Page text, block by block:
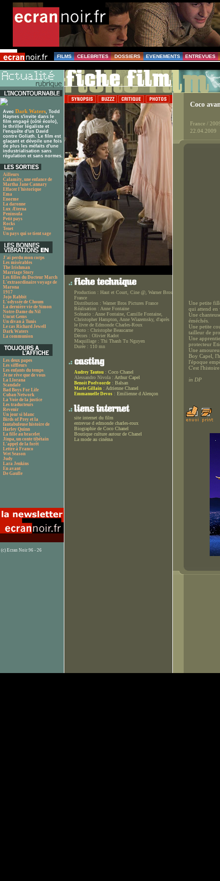
FILMS CELEBRITES DOSSIERS EVENEMENTS ENTREVUES
Avec Dark Waters, Todd
Haynes s'invite dans le
film engagé (côté écolo),
le thriller légaliste et
l'enquête d'un David
contre Goliath. Le film est
glaçant et dévoile une fois
de plus les méfaits d'une
industrialisation sans
régulation et sans normes.
Ailleurs
Calamity, une enfance de
Martha Jane Cannary
Effacer l'historique
Ema
Enorme
La daronne
Lux Æterna
Peninsula
Petit pays
Rocks
Tenet
Un pays qui se tient sage
J'ai perdu mon corps
Les misérables
The Irishman
Marriage Story
Les filles du Docteur March
L'extraordinaire voyage de
Marona
1917
Jojo Rabbit
L'odyssée de Choum
La dernière vie de Simon
Notre-Dame du Nil
Uncut Gems
Un divan à Tunis
Le cas Richard Jewell
Dark Waters
La communion
Les deux papes
Les siffleurs
Les enfants du temps
Je ne rêve que de vous
La Llorana
Scandale
Bad Boys For Life
Cuban Network
La Voie de la justice
Les traducteurs
Revenir
Un jour si blanc
Birds of Prey et la
fantabuleuse histoire de
Harley Quinn
La fille au bracelet
Jinpa, un conte tibétain
L'appel de la forêt
Lettre à Franco
Wet Season
Judy
Lara Jenkins
En avant
De Gaulle
(c) Ecran Noir 96 - 26
Production : Haut et Court, Cine @, Warner Bros
France
Distribution : Warner Bros Pictures France
Réalisation : Anne Fontaine
Scénario : Anne Fontaine, Camille Fontaine,
Christopher Hampton, Anne Wiazemsky, d'après
le livre de Edmonde Charles-Roux
Photo : Christophe Beaucarne
Décors : Olivier Radot
Maquillage : Thi Thanh Tu Nguyen
Durée : 110 mn
Audrey Tautou : Coco Chanel
Alessandro Nivola : Arthur Capel
Benoit Poelvoorde : Balsan
Marie Gillain : Adrienne Chanel
Emmanuelle Devos : Emilienne d Alençon
site internet du film
entrevue d edmonde charles-roux
Biographie de Coco Chanel
Boutique culture autour de Chanel
La mode au cinéma
Coco
France /
22.04.2009
Une petite
qui attend en
Une
éméchés.
Une petite
tailleur de
Une
protecteur
Une
Boy Capel,
l'époque
C'est
in DP